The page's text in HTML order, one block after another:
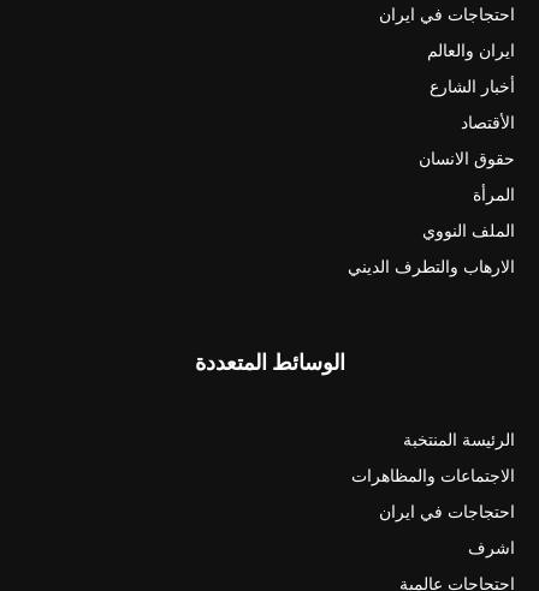
احتجاجات في ايران
ايران والعالم
أخبار الشارع
الأقتصاد
حقوق الانسان
المرأة
الملف النووي
الارهاب والتطرف الديني
الوسائط المتعددة
الرئيسة المنتخبة
الاجتماعات والمظاهرات
احتجاجات في ايران
اشرف
احتجاجات عالمية